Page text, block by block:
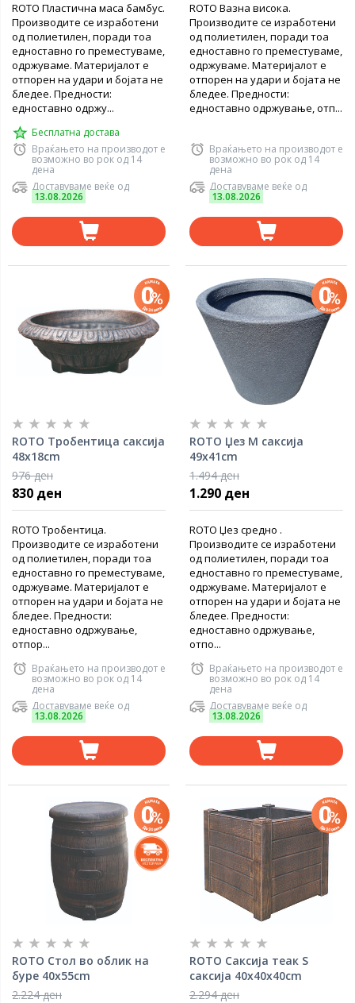
ROTO Пластична маса бамбус.
Производите се изработени
од полиетилен, поради тоа
едноставно го преместуваме,
одржуваме. Материјалот е
отпорен на удари и бојата не
бледее. Предности:
едноставно одржу...
Бесплатна достава
Враќањето на производот е
возможно во рок од 14
дена
Доставуваме веќе од
13.08.2026
ROTO Вазна висока.
Производите се изработени
од полиетилен, поради тоа
едноставно го преместуваме,
одржуваме. Материјалот е
отпорен на удари и бојата не
бледее. Предности:
едноставно одржување, отп...
Враќањето на производот е
возможно во рок од 14
дена
Доставуваме веќе од
13.08.2026
ROTO Тробентица саксија
48x18cm
976 ден
830 ден
ROTO Тробентица.
Производите се изработени
од полиетилен, поради тоа
едноставно го преместуваме,
одржуваме. Материјалот е
отпорен на удари и бојата не
бледее. Предности:
едноставно одржување,
отпор...
Враќањето на производот е
возможно во рок од 14
дена
Доставуваме веќе од
13.08.2026
ROTO Џез M саксија
49x41cm
1.494 ден
1.290 ден
ROTO Џез средно .
Производите се изработени
од полиетилен, поради тоа
едноставно го преместуваме,
одржуваме. Материјалот е
отпорен на удари и бојата не
бледее. Предности:
едноставно одржување,
отпо...
Враќањето на производот е
возможно во рок од 14
дена
Доставуваме веќе од
13.08.2026
ROTO Стол во облик на
буре 40x55cm
2.224 ден
ROTO Саксија теак S
саксија 40x40x40cm
2.294 ден